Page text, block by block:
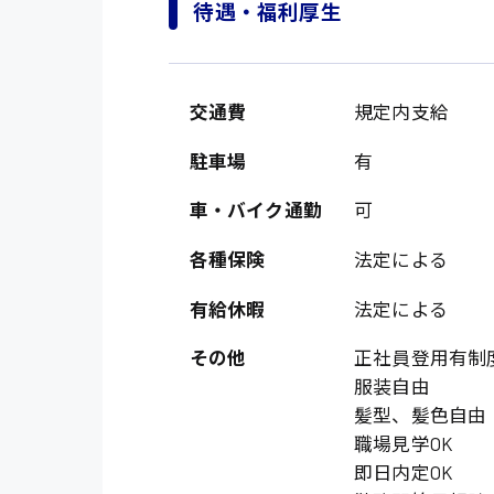
製造・軽作業・物流系
組立、加工
軽作業
介護・医療系
医師
廿日市市
山県郡
時給1200円～
時給制すべて
日給制すべて
待遇・福利厚生
交通費 規定内支給
駐車場 有
車・バイク通勤 可
各種保険 法定による
有給休暇 法定による
その他
正社員登用有制
服装自由
髪型、髪色自由
職場見学OK
即日内定OK